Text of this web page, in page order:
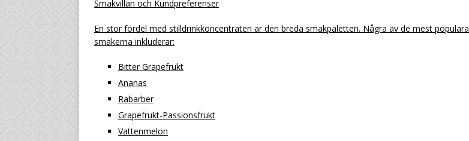
Smakvillan och Kundpreferenser
En stor fördel med stilldrinkkoncentraten är den breda smakpaletten. Några av de mest populära
smakerna inkluderar:
Bitter Grapefrukt
Ananas
Rabarber
Grapefrukt-Passionsfrukt
Vattenmelon